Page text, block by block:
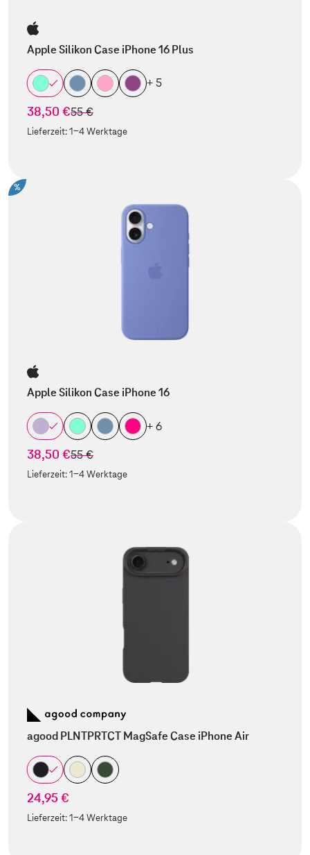
Apple Silikon Case iPhone 16 Plus
+ 5
38,50 €statt
55 €
Lieferzeit:1-4 Werktage
%
Apple Silikon Case iPhone 16
+ 6
38,50 €statt
55 €
Lieferzeit:1-4 Werktage
agood PLNTPRTCT MagSafe Case iPhone Air
24,95 €
Lieferzeit:1-4 Werktage